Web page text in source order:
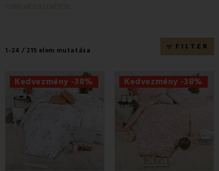
a delux pamut súlya 145 g/m2. A pamut delux
és hosszú élettartamúak
meg!
TÖBB MEGJELENÍTÉSE...
filter_list FILTER
1-24 / 215 elem mutatása
Kedvezmény -38% Kedvezmény -38%